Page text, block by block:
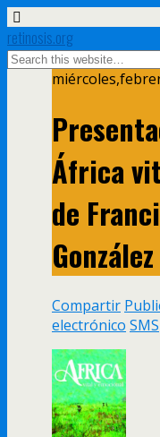
retinosis.org
África
de
González
Compartir
electrónico SMS